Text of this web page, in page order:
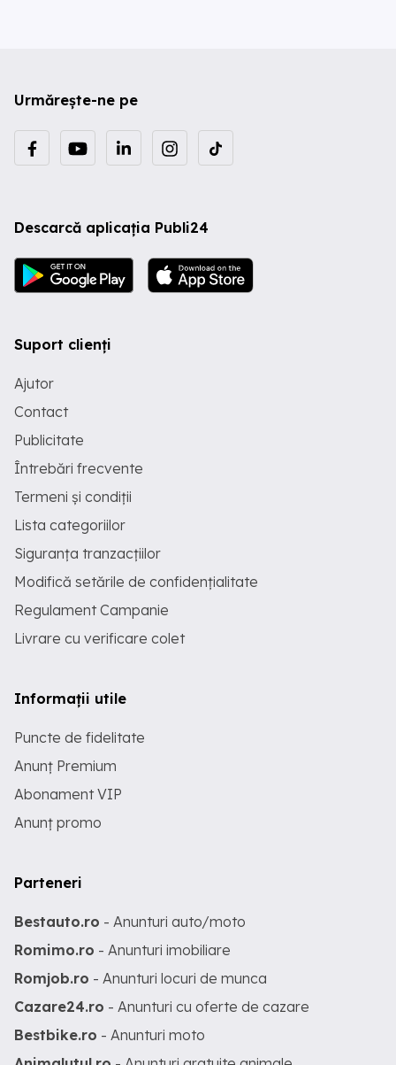
Urmărește-ne pe
Descarcă aplicația Publi24
Suport clienți
Ajutor
Contact
Publicitate
Întrebări frecvente
Termeni și condiții
Lista categoriilor
Siguranța tranzacțiilor
Modifică setările de confidențialitate
Regulament Campanie
Livrare cu verificare colet
Informații utile
Puncte de fidelitate
Anunț Premium
Abonament VIP
Anunț promo
Parteneri
Bestauto.ro - Anunturi auto/moto
Romimo.ro - Anunturi imobiliare
Romjob.ro - Anunturi locuri de munca
Cazare24.ro - Anunturi cu oferte de cazare
Bestbike.ro - Anunturi moto